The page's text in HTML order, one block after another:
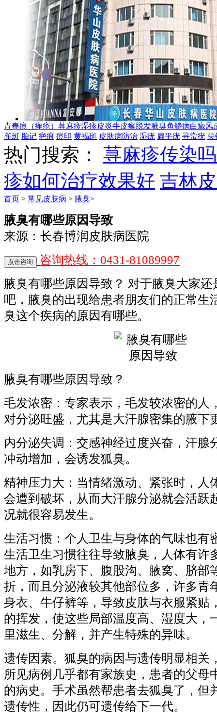
青春痘（痤疮） 荨麻疹湿疹皮炎牛皮癣脱发腋臭鱼鳞病白癜风
雀斑 胎记 疤痕 痘印 黄褐斑 皮肤病防治 湿疣 扁平疣 寻常疣 尖
热门搜索： 荨麻疹传染
疹如何治疗效果好 吉林
首页 > 常见皮肤病 > 腋臭>
腋臭有哪些原因导致
来源：长春博润皮肤病医院
咨询热线：0431-81089997
腋臭有哪些原因导致？ 对于腋臭大家还
吧，腋臭的出现给患者朋友们的正常生
臭这个疾病的原因有哪些。
腋臭有哪些原因导致？
毛发浓密：专家表示，毛发较浓密的人
对分泌旺盛，尤其是大汗腺密集的腋下
内分泌失调：交感神经过度兴奋，汗腺
冲动增加，会诱发狐臭。
精神压力大：当情绪激动、紧张时，人
会遭到破坏，从而大汗腺分泌就会活跃
况就很容易发生。
生活习惯：个人卫生与身体的气味也有
生活卫生习惯往往导致腋臭，人体有许
地方，如乳房下、腹股沟、腋窝、脐部
折，而且分泌液较其他部位多，许多青
身衣、牛仔裤等，导致皮肤与衣服紧贴
的挥发，使这些局部温度高、湿度大，
里滋生、分解，并产生特殊的异味。
遗传因素。狐臭的病因与遗传明显相关
所见病例几乎都有家族史，患者的父母
的病史。手术虽然帮患者去狐臭了，但
遗传性，因此仍可遗传给下一代。